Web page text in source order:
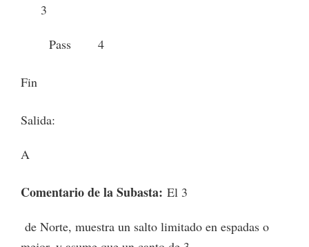
3
Pass 4
Fin
Salida:
A
Comentario de la Subasta: El 3
de Norte, muestra un salto limitado en espadas o